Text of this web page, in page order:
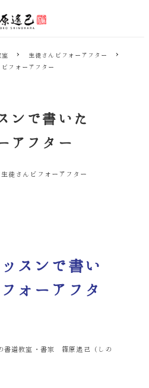
室
生徒さんビフォーアフター
フォーアフター
ンで書いた
アフター
リー
生徒さんビフォーアフター
スンで書い
ォーアフタ
書道教室・書家 篠原遙己（しの